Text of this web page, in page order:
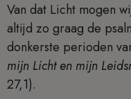
Van dat Licht mogen
altijd zo graag de
donkerste perioden
mijn Licht en mijn
27,1).